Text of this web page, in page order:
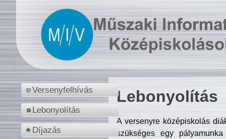
Versenyfelhívás
Lebonyolítás
Díjazás
Lebonyolítás
A versenyre középiskolás
szükséges egy